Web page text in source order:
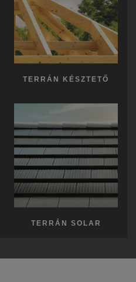
TERRÁN KÉSZTETŐ
TERRÁN SOLAR